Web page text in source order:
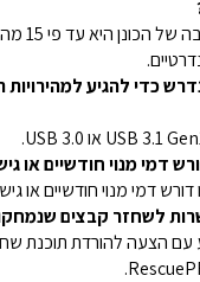
מהירות
כדי להגיע
דמי מנוי חודשיים או
דורש דמי מנוי חודשיים או
לשחזר קבצים
עם הצעה להורדת תוכנת